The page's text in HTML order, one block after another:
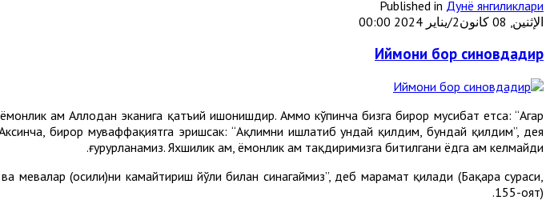
Published in Дунё янгиликлари
الإثنين, 08 كانون2/يناير 2024 00:00
Иймони бор синовдадир
ҳам Аллоҳдан эканига қатъий ишонишдир. Аммо кўпинча бизга бирор мусибат етса: “Агар
бирор муваффақиятга эришсак: “Ақлимни ишлатиб ундай қилдим, бундай қилдим”, дея
ғурурланамиз. Яхшилик ҳам, ёмонлик ҳам тақдиримизга битилгани ёдга ҳам келмайди.
(ҳосили)ни камайтириш йўли билан синагаймиз”, деб марҳамат қилади (Бақара сураси,
155-оят).